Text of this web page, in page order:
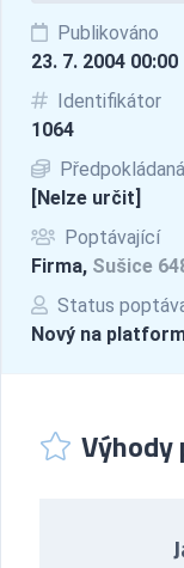
Publikováno
23. 7. 2004 00:00
Identifikátor
1064
[Nelze určit]
Poptávající
Firma, Sušice
Status
Nový na
Výhody